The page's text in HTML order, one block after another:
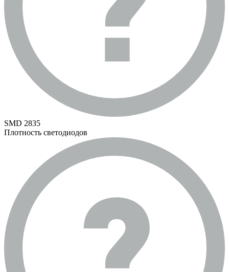
SMD 2835
Плотность светодиодов